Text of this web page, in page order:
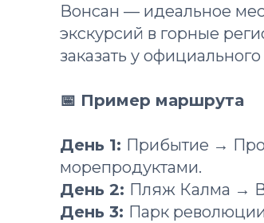
Вонсан — идеальное
экскурсий в горные
заказать у
📅 Пример маршрута
День 1: Прибытие →
морепродуктами.
День 2: Пляж Калма →
День 3: Парк